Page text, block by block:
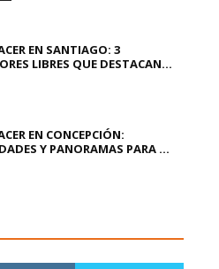
EN SANTIAGO: 3
LIBRES QUE DESTACAN...
EN CONCEPCIÓN:
Y PANORAMAS PARA ...